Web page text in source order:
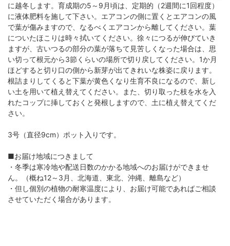
に越冬します。育成期の5～9月頃は、定期的（2週間に1回程度）
に液体肥料を施して下さい。エアコンの側に置くとエアコンの風
で葉が傷みますので、なるべくエアコンから離してください。葉
についたほこりは時々拭いてください。徐々につるが伸びていき
ますが、古いつるの部分の葉が落ちて見苦しくなった場合は、思
い切って根元から3節くらいの場所で切り戻してください。1か月
ほどすると切り口の側から新芽が出てきれいな株姿に戻ります。
根詰まりしてくると下葉が黄色くなり生育不良になるので、新し
い土を用いて植え替えてください。また、切り取った枝を水を入
れたコップに挿しておくと発根しますので、土に植え替えてくだ
さい。
3号（直径9cm）ポット入りです。
■お届け地域につきまして
・冬季は寒冷地や配送日数のかかる地域へのお届けができませ
ん。（概ね12～3月、北海道、東北、沖縄、離島など）
・但し個別の植物の耐寒温度により、お届け可能であればご相談
させていただく場合があります。